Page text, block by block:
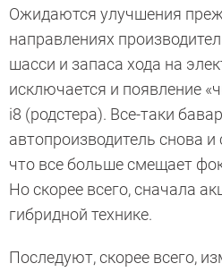
Ожидаются улучшения
направлениях
шасси и запаса хода на
исключается и появление
i8 (родстера). Все-таки
автопроизводитель снова и
что все больше смещает
Но скорее всего, сначала
гибридной технике.
Последуют, скорее всего,